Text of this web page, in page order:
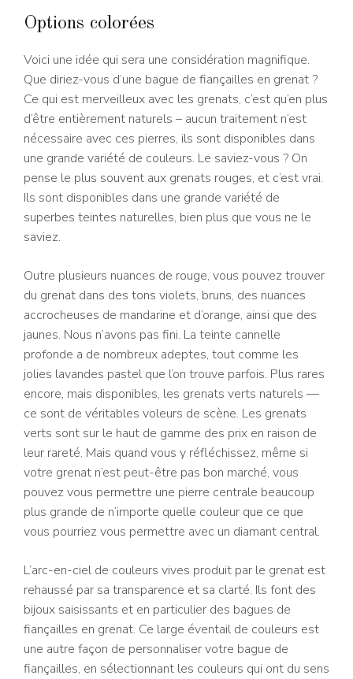
Options colorées
Voici une idée qui sera une considération magnifique.
Que diriez-vous d’une bague de fiançailles en grenat ?
Ce qui est merveilleux avec les grenats, c’est qu’en plus
d’être entièrement naturels – aucun traitement n’est
nécessaire avec ces pierres, ils sont disponibles dans
une grande variété de couleurs. Le saviez-vous ? On
pense le plus souvent aux grenats rouges, et c’est vrai.
Ils sont disponibles dans une grande variété de
superbes teintes naturelles, bien plus que vous ne le
saviez.
Outre plusieurs nuances de rouge, vous pouvez trouver
du grenat dans des tons violets, bruns, des nuances
accrocheuses de mandarine et d’orange, ainsi que des
jaunes. Nous n’avons pas fini. La teinte cannelle
profonde a de nombreux adeptes, tout comme les
jolies lavandes pastel que l’on trouve parfois. Plus rares
encore, mais disponibles, les grenats verts naturels —
ce sont de véritables voleurs de scène. Les grenats
verts sont sur le haut de gamme des prix en raison de
leur rareté. Mais quand vous y réfléchissez, même si
votre grenat n’est peut-être pas bon marché, vous
pouvez vous permettre une pierre centrale beaucoup
plus grande de n’importe quelle couleur que ce que
vous pourriez vous permettre avec un diamant central.
L’arc-en-ciel de couleurs vives produit par le grenat est
rehaussé par sa transparence et sa clarté. Ils font des
bijoux saisissants et en particulier des bagues de
fiançailles en grenat. Ce large éventail de couleurs est
une autre façon de personnaliser votre bague de
fiançailles, en sélectionnant les couleurs qui ont du sens